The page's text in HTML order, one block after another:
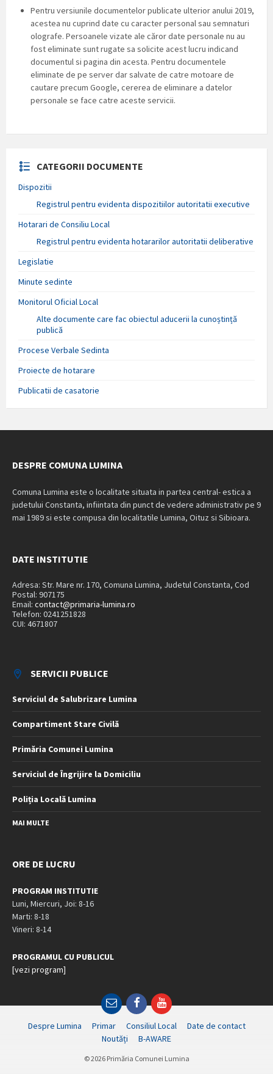
Pentru versiunile documentelor publicate ulterior anului 2019,
acestea nu cuprind date cu caracter personal sau semnaturi
olografe. Persoanele vizate ale căror date personale nu au
fost eliminate sunt rugate sa solicite acest lucru indicand
documentul si pagina din acesta. Pentru documentele
eliminate de pe server dar salvate de catre motoare de
cautare precum Google, cererea de eliminare a datelor
personale se face catre aceste servicii.
CATEGORII DOCUMENTE
Dispozitii
Registrul pentru evidenta dispozitiilor autoritatii executive
Hotarari de Consiliu Local
Registrul pentru evidenta hotararilor autoritatii deliberative
Legislatie
Minute sedinte
Monitorul Oficial Local
Alte documente care fac obiectul aducerii la cunoștință
publică
Procese Verbale Sedinta
Proiecte de hotarare
Publicatii de casatorie
DESPRE COMUNA LUMINA
Comuna Lumina este o localitate situata in partea central- estica a
judetului Constanta, infiintata din punct de vedere administrativ pe 9
mai 1989 si este compusa din localitatile Lumina, Oituz si Sibioara.
DATE INSTITUTIE
Adresa: Str. Mare nr. 170, Comuna Lumina, Judetul Constanta, Cod
Postal: 907175
Email: contact@primaria-lumina.ro
Telefon: 0241251828
CUI: 4671807
SERVICII PUBLICE
Serviciul de Salubrizare Lumina
Compartiment Stare Civilă
Primăria Comunei Lumina
Serviciul de Îngrijire la Domiciliu
Poliția Locală Lumina
MAI MULTE
ORE DE LUCRU
PROGRAM INSTITUTIE
Luni, Miercuri, Joi: 8-16
Marti: 8-18
Vineri: 8-14
PROGRAMUL CU PUBLICUL
[vezi program]
EmailFacebookYouTube
Despre Lumina Primar Consiliul Local
Date de contact
Noutăți
B-AWARE
© 2026 Primăria Comunei Lumina